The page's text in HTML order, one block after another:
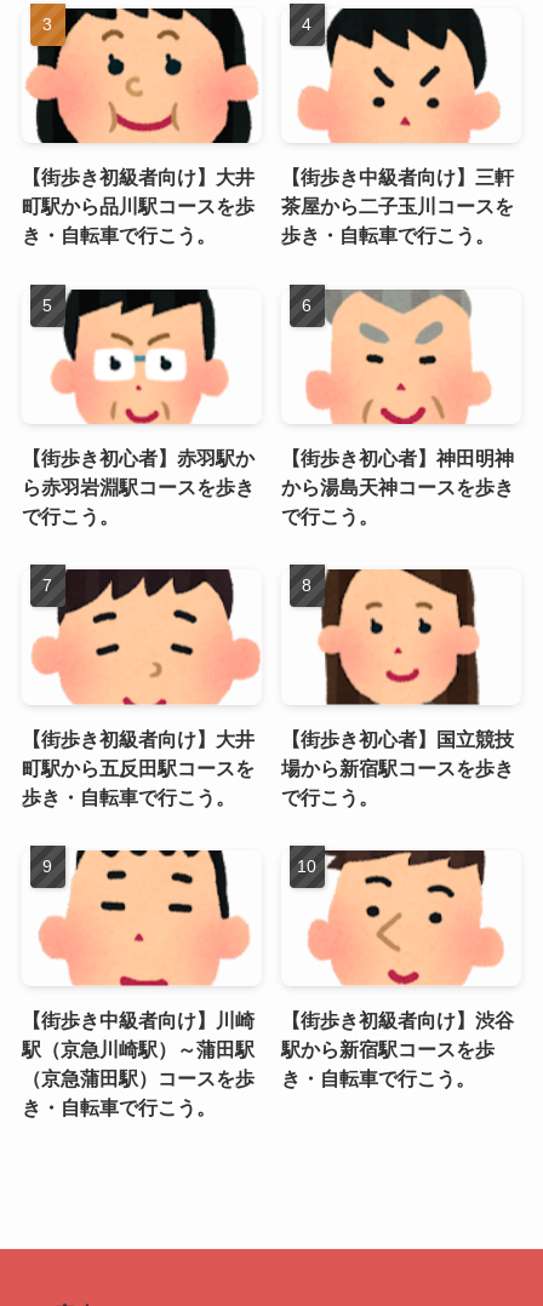
【街歩き初級者向け】大井
町駅から品川駅コースを歩
き・自転車で行こう。
【街歩き中級者向け】三軒
茶屋から二子玉川コースを
歩き・自転車で行こう。
【街歩き初心者】赤羽駅か
ら赤羽岩淵駅コースを歩き
で行こう。
【街歩き初心者】神田明神
から湯島天神コースを歩き
で行こう。
【街歩き初級者向け】大井
町駅から五反田駅コースを
歩き・自転車で行こう。
【街歩き初心者】国立競技
場から新宿駅コースを歩き
で行こう。
【街歩き中級者向け】川崎
駅（京急川崎駅）～蒲田駅
（京急蒲田駅）コースを歩
き・自転車で行こう。
【街歩き初級者向け】渋谷
駅から新宿駅コースを歩
き・自転車で行こう。